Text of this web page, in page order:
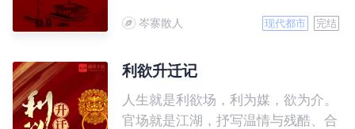
佬堵着她在角落亲……
又波澜壮阔的奋斗历程。
岑寨散人 现代都市 完结
利欲升迁记
人生就是利欲场，利为媒，欲为介。
官场就是江湖，抒写温情与残酷、合